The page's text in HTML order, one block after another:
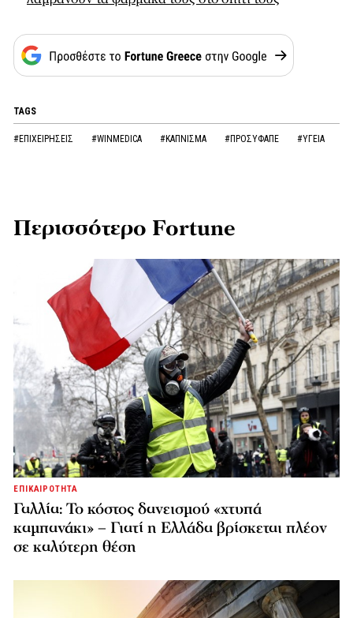
TAGS
#ΕΠΙΧΕΙΡΗΣΕΙΣ #WINMEDICA #ΚΑΠΝΙΣΜΑ #ΠΡΟΣΥΦΑΠΕ #ΥΓΕΙΑ
Περισσότερο Fortune
ΕΠΙΚΑΙΡΟΤΗΤΑ
Γαλλία: Το κόστος δανεισμού «χτυπά
καμπανάκι» – Γιατί η Ελλάδα βρίσκεται πλέον
σε καλύτερη θέση